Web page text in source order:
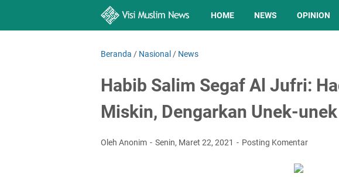
HOME NEWS OPINION
Beranda / Nasional / News
Habib Salim Segaf Al Jufri:
Miskin, Dengarkan Unek-
Oleh Anonim Senin, Maret 22, 2021 Posting Komentar